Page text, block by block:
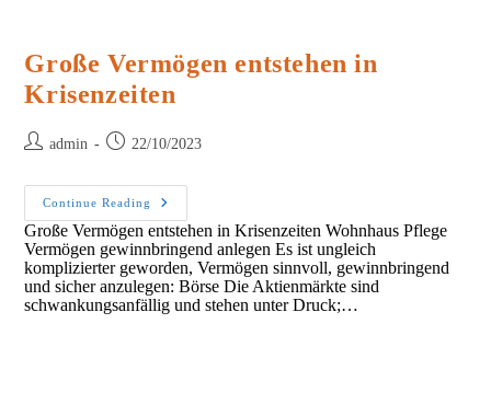
Große Vermögen entstehen in
Krisenzeiten
Postadmin
Post 22/10/2023
Continue Reading
Große
Vermögen
Entstehen
In
Krisenzeiten
Große Vermögen entstehen in Krisenzeiten Wohnhaus Pflege
Vermögen gewinnbringend anlegen Es ist ungleich
komplizierter geworden, Vermögen sinnvoll, gewinnbringend
und sicher anzulegen: Börse Die Aktienmärkte sind
schwankungsanfällig und stehen unter Druck;…